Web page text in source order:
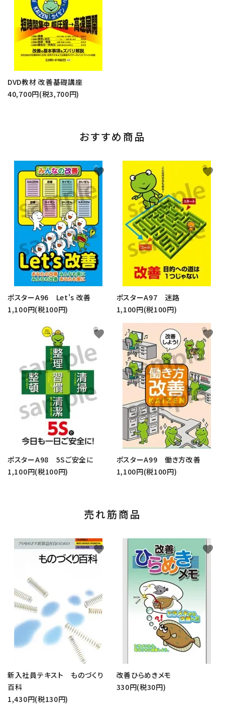
DVD教材 改善基礎講座
40,700円(税3,700円)
おすすめ商品
ポスターA96 Let's 改善
1,100円(税100円)
favorite
ポスターA97 迷路
1,100円(税100円)
favorite
ポスターA98 5Sご安全に
1,100円(税100円)
favorite
ポスターA99 働き方改善
1,100円(税100円)
favorite
売れ筋商品
新入社員テキスト ものづくり
百科
1,430円(税130円)
favorite
改善ひらめきメモ
330円(税30円)
favorite